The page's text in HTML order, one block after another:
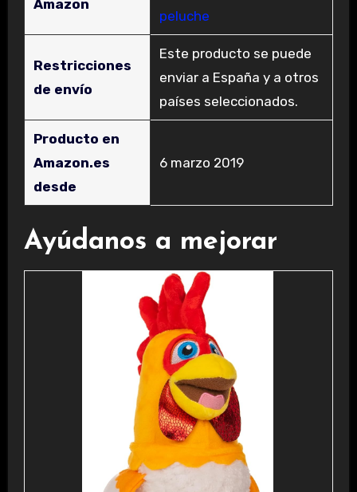
Amazon
peluche
Restricciones
de envío
Este producto se puede
enviar a España y a otros
países seleccionados.
Producto en
Amazon.es
desde
6 marzo 2019
Ayúdanos a mejorar